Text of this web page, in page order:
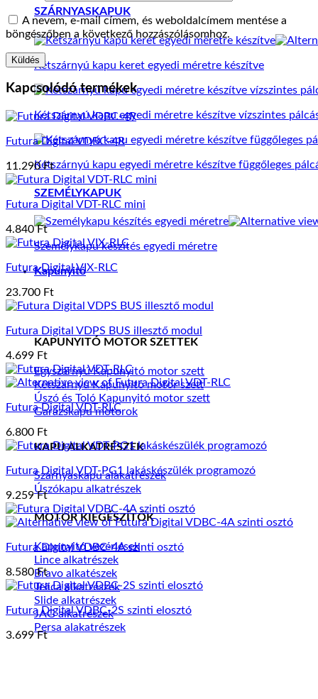
SZÁRNYASKAPUK
Kétszárnyú kapu keret egyedi méretre készítve
Kétszárnyú kapu egyedi méretre készítve vízszintes
Kétszárnyú kapu egyedi méretre készítve függőleges
SZEMÉLYKAPUK
Személykapu készítés egyedi méretre
Kapunyitó
KAPUNYITÓ MOTOR SZETTEK
Egyszárnyú Kapunyitó motor szett
Kétszárnyú Kapunyitó motor szett
Úszó és Toló Kapunyitó motor szett
Garázskapu motorok
KAPU ALKATRÉSZEK
Szárnyaskapu alakatrészek
Úszókapu alkatrészek
MOTOR KIEGÉSZÍTŐK
Kapunyitó vezérlések
Lince alkatrészek
Bravo alkatészek
Telica alkatrészek
Slide alkatrészek
JAG alkatrészek
Persa alakatrészek
A nevem, e-mail címem, és weboldalcímem mentése a
böngészőben a következő hozzászólásomhoz.
Kapcsolódó termékek
Futura Digital VDBC-4R
11.290Ft
Futura Digital VDT-RLC mini
4.840Ft
Futura Digital VIX-RLC
23.700 Ft
Futura Digital VDPS BUS illesztő modul
4.699 Ft
Futura Digital VDT-RLC
6.800 Ft
Futura Digital VDT-PG1 lakáskészülék programozó
9.259Ft
Futura Digital VDBC-4A szinti osztó
8.580Ft
Futura Digital VDBC-2S szinti elosztó
3.699Ft